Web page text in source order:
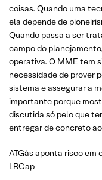
coisas. Quando uma
ela depende de
Quando passa a ser
campo do
operativa. O MME tem
necessidade de prover
sistema e assegurar a
importante porque
discutida só pelo que
entregar de concreto
ATGás aponta risco
LRCap